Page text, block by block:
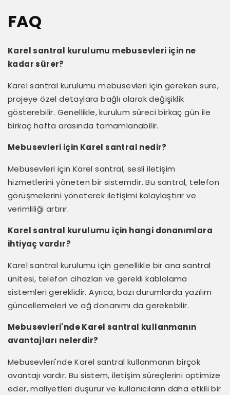
FAQ
Karel santral kurulumu mebusevleri için ne
kadar sürer?
Karel santral kurulumu mebusevleri için gereken süre,
projeye özel detaylara bağlı olarak değişiklik
gösterebilir. Genellikle, kurulum süreci birkaç gün ile
birkaç hafta arasında tamamlanabilir.
Mebusevleri için Karel santral nedir?
Mebusevleri için Karel santral, sesli iletişim
hizmetlerini yöneten bir sistemdir. Bu santral, telefon
görüşmelerini yöneterek iletişimi kolaylaştırır ve
verimliliği artırır.
Karel santral kurulumu için hangi donanımlara
ihtiyaç vardır?
Karel santral kurulumu için genellikle bir ana santral
ünitesi, telefon cihazları ve gerekli kablolama
sistemleri gereklidir. Ayrıca, bazı durumlarda yazılım
güncellemeleri ve ağ donanımı da gerekebilir.
Mebusevleri'nde Karel santral kullanmanın
avantajları nelerdir?
Mebusevleri'nde Karel santral kullanmanın birçok
avantajı vardır. Bu sistem, iletişim süreçlerini optimize
eder, maliyetleri düşürür ve kullanıcıların daha etkili bir